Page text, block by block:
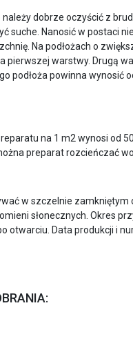
dobrze oczyścić z
suche. Nanosić w postaci
Na podłożach o
pierwszej warstwy. Drugą
podłoża powinna wynosić
na 1 m2 wynosi od
preparat rozcieńczać
w szczelnie
słonecznych. Okres
otwarciu. Data produkcji i